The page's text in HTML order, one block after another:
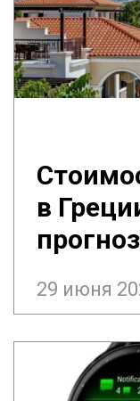
в
29 июня